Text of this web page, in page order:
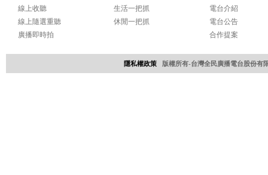
線上收聽
線上隨選重聽
廣播即時拍
生活一把抓
休閒一把抓
電台介紹
電台公告
合作提案
隱私權政策 版權所有-台灣全民廣播電台股份有